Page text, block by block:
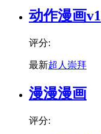
动作漫画v1
评分:
最新超人崇拜
漫漫漫画
评分: